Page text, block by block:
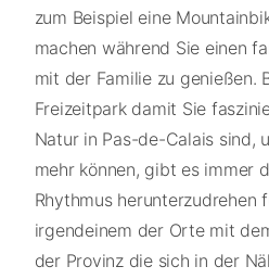
zum Beispiel eine
machen während Sie einen
mit der Familie zu genießen.
Freizeitpark damit Sie
Natur in Pas-de-Calais sind,
mehr können, gibt es immer
Rhythmus herunterzudrehen
irgendeinem der Orte mit
der Provinz die sich in der